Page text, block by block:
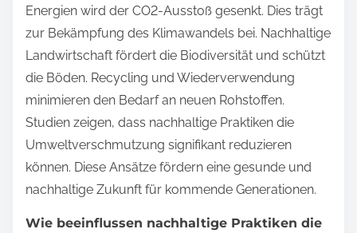
Energien wird der CO2-Ausstoß gesenkt. Dies trägt
zur Bekämpfung des Klimawandels bei. Nachhaltige
Landwirtschaft fördert die Biodiversität und schützt
die Böden. Recycling und Wiederverwendung
minimieren den Bedarf an neuen Rohstoffen.
Studien zeigen, dass nachhaltige Praktiken die
Umweltverschmutzung signifikant reduzieren
können. Diese Ansätze fördern eine gesunde und
nachhaltige Zukunft für kommende Generationen.
Wie beeinflussen nachhaltige Praktiken die